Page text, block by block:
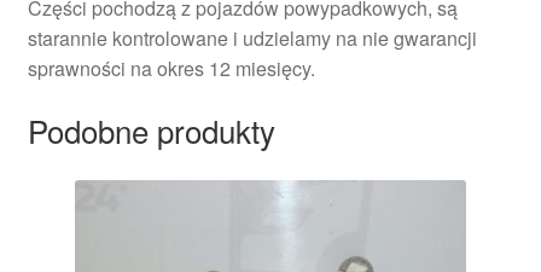
Części pochodzą z pojazdów powypadkowych, są
starannie kontrolowane i udzielamy na nie gwarancji
sprawności na okres 12 miesięcy.
Podobne produkty